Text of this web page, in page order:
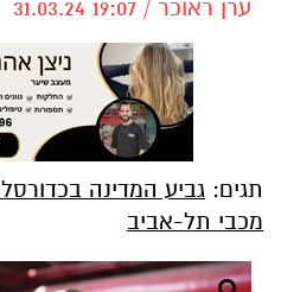
ערן ראוכר / 19:07 31.03.24
תגים: גביע המדינה בכדורסל
מכבי תל-אביב